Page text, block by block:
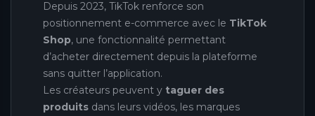
Depuis 2023, TikTok renforce son
positionnement e-commerce avec le TikTok
Shop, une fonctionnalité permettant
d’acheter directement depuis la plateforme
sans quitter l’application.
Les créateurs peuvent y taguer des
produits dans leurs vidéos, les marques